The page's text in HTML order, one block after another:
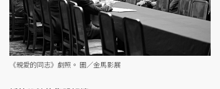
《親愛的同志》劇照。 圖／金馬影展